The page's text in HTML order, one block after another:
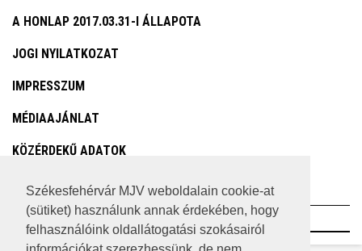
Székesfehérvár MJV weboldalain cookie-at
(sütiket) használunk annak érdekében, hogy
felhasználóink oldallátogatási szokásairól
A HONLAP 2017.03.31-I ÁLLAPOTA
JOGI NYILATKOZAT
IMPRESSZUM
MÉDIAAJÁNLAT
KÖZÉRDEKŰ ADATOK
ADATVÉDELEM
©2023 SZÉKESFEHÉRVÁR MEGYEI JOGÚ VÁROS